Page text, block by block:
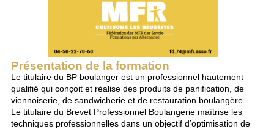
Présentation de la formation
Le titulaire du BP boulanger est un professionnel hautement
qualifié qui conçoit et réalise des produits de panification, de
viennoiserie, de sandwicherie et de restauration boulangère.
Le titulaire du Brevet Professionnel Boulangerie maîtrise les
techniques professionnelles dans un objectif d’optimisation de